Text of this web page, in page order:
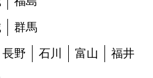
群馬
長野 石川 富山 福井